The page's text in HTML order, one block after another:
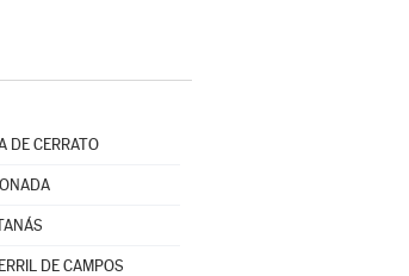
DE CERRATO
DE CAMPOS